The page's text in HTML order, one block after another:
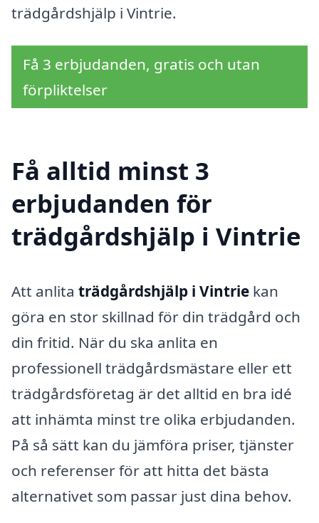
trädgårdshjälp i Vintrie.
Få 3 erbjudanden, gratis och utan
förpliktelser
Få alltid minst 3
erbjudanden för
trädgårdshjälp i Vintrie
Att anlita trädgårdshjälp i Vintrie kan
göra en stor skillnad för din trädgård och
din fritid. När du ska anlita en
professionell trädgårdsmästare eller ett
trädgårdsföretag är det alltid en bra idé
att inhämta minst tre olika erbjudanden.
På så sätt kan du jämföra priser, tjänster
och referenser för att hitta det bästa
alternativet som passar just dina behov.